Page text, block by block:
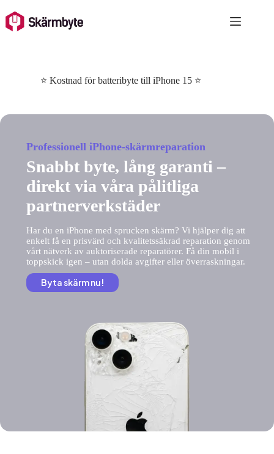
to
content
⭐ Kostnad för batteribyte till iPhone 15 ⭐
Professionell iPhone-skärmreparation
Snabbt byte, lång garanti –
direkt via våra pålitliga
partnerverkstäder
Har du en iPhone med sprucken skärm? Vi hjälper dig att
enkelt få en prisvärd och kvalitetssäkrad reparation genom
vårt nätverk av auktoriserade reparatörer. Få din mobil i
toppskick igen – utan dolda avgifter eller överraskningar.
Byta skärm nu!